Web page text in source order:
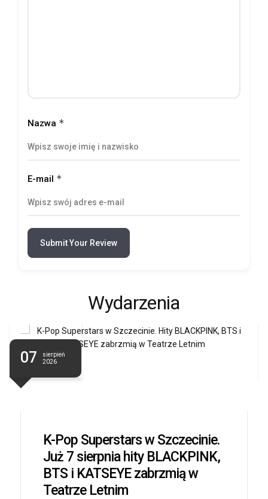
Nazwa *
E-mail *
Submit Your Review
Wydarzenia
07
sierpień
2026
K-Pop Superstars w Szczecinie.
Już 7 sierpnia hity BLACKPINK,
BTS i KATSEYE zabrzmią w
Teatrze Letnim